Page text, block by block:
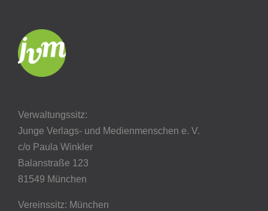
Verwaltungssitz:
Junge Verlags- und Medienmenschen e. V.
c/o Paula Winkler
Balanstraße 123
81549 München
Vereinssitz: München